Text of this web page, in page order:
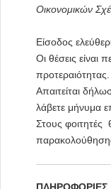
Οικονομικών
Είσοδος
Οι θέσεις είναι
προτεραιότητας.
Απαιτείται
λάβετε μήνυμα
Στους φοιτητές